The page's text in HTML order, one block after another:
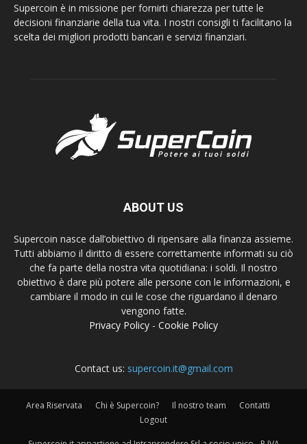
Supercoin è in missione per fornirti chiarezza per tutte le
decisioni finanziarie della tua vita. I nostri consigli ti facilitano la
scelta dei migliori prodotti bancari e servizi finanziari.
ABOUT US
Supercoin nasce dall’obiettivo di ripensare alla finanza assieme.
Tutti abbiamo il diritto di essere correttamente informati su ciò
che fa parte della nostra vita quotidiana: i soldi. Il nostro
obiettivo è dare più potere alle persone con le informazioni, e
cambiare il modo in cui le cose che riguardano il denaro
vengono fatte.
Privacy Policy - Cookie Policy
Contact us: supercoin.it@gmail.com
Area Riservata Chi è Supercoin? Il nostro team
Contatti
Logout